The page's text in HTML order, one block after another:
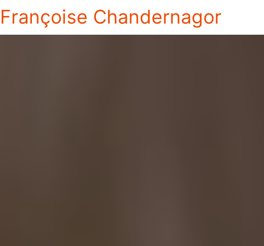
Françoise Chandernagor